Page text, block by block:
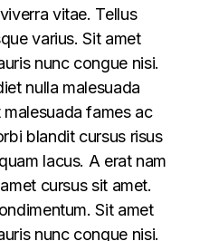
vitae. Tellus
varius. Sit amet
nunc congue nisi.
nulla malesuada
fames ac
blandit cursus risus
lacus. A erat nam
cursus sit amet.
Sit amet
nunc congue nisi.